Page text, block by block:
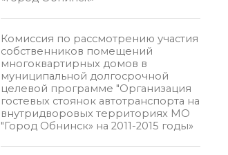
Комиссия по рассмотрению участия
собственников помещений
многоквартирных домов в
муниципальной долгосрочной
целевой программе "Организация
гостевых стоянок автотранспорта на
внутридворовых территориях МО
"Город Обнинск» на 2011-2015 годы»